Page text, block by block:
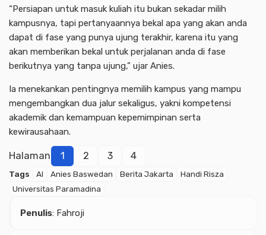
“Persiapan untuk masuk kuliah itu bukan sekadar milih
kampusnya, tapi pertanyaannya bekal apa yang akan anda
dapat di fase yang punya ujung terakhir, karena itu yang
akan memberikan bekal untuk perjalanan anda di fase
berikutnya yang tanpa ujung,” ujar Anies.
Ia menekankan pentingnya memilih kampus yang mampu
mengembangkan dua jalur sekaligus, yakni kompetensi
akademik dan kemampuan kepemimpinan serta
kewirausahaan.
Halaman 1 2 3 4
Tags AI Anies Baswedan Berita Jakarta
Handi Risza
Universitas Paramadina
Penulis: Fahroji